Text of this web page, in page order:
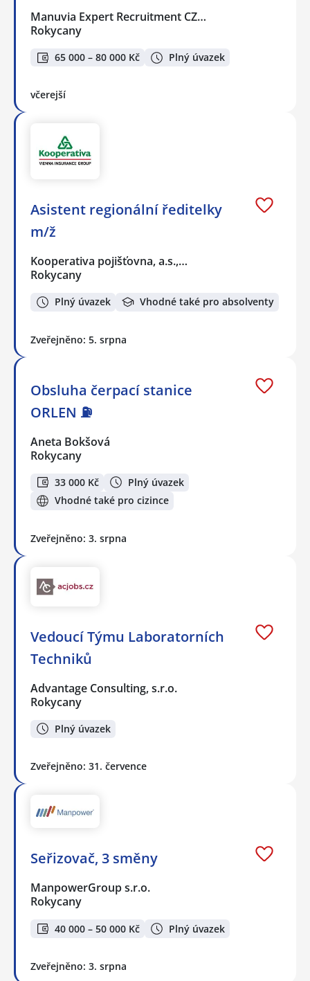
Manuvia Expert Recruitment CZ…
Rokycany
65 000 – 80 000 Kč Plný úvazek
včerejší
Asistent regionální ředitelky
m/ž
Kooperativa pojišťovna, a.s.,…
Rokycany
Plný úvazek Vhodné také pro absolventy
Zveřejněno: 5. srpna
Obsluha čerpací stanice
ORLEN ⛽
Aneta Bokšová
Rokycany
33 000 Kč
Plný úvazek
Vhodné také pro cizince
Zveřejněno: 3. srpna
Vedoucí Týmu Laboratorních
Techniků
Advantage Consulting, s.r.o.
Rokycany
Plný úvazek
Zveřejněno: 31. července
Seřizovač, 3 směny
ManpowerGroup s.r.o.
Rokycany
40 000 – 50 000 Kč Plný úvazek
Zveřejněno: 3. srpna